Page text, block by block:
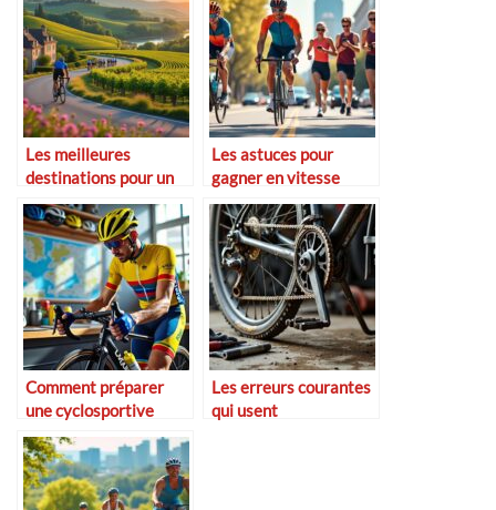
Les meilleures
destinations pour un
week-end cycliste en
France
Les astuces pour
gagner en vitesse
moyenne
Comment préparer
une cyclosportive
Les erreurs courantes
qui usent